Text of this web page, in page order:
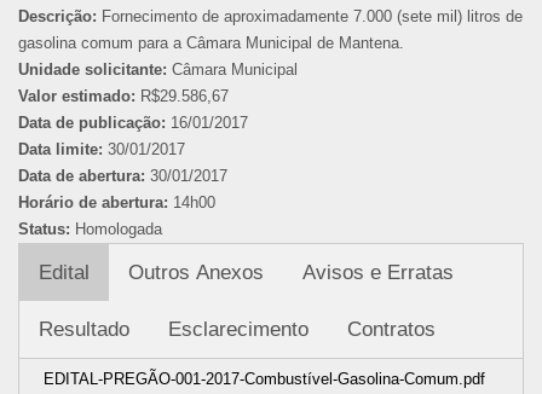
Descrição: Fornecimento de aproximadamente 7.000 (sete mil) litros de
gasolina comum para a Câmara Municipal de Mantena.
Unidade solicitante: Câmara Municipal
Valor estimado: R$29.586,67
Data de publicação: 16/01/2017
Data limite: 30/01/2017
Data de abertura: 30/01/2017
Horário de abertura: 14h00
Status: Homologada
Edital Outros Anexos Avisos e Erratas
Resultado Esclarecimento Contratos
EDITAL-PREGÃO-001-2017-Combustível-Gasolina-Comum.pdf